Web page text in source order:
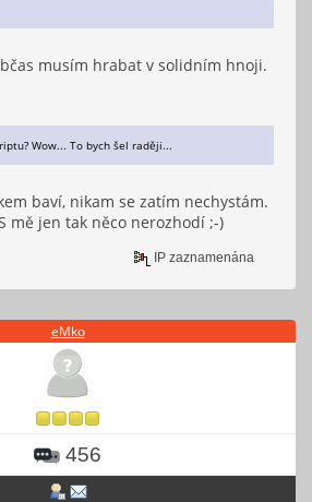
musím hrabat v solidním hnoji.
Wow... To bych šel raději...
baví, nikam se zatím nechystám.
mě jen tak něco nerozhodí ;-)
IP zaznamenána
eMko
456